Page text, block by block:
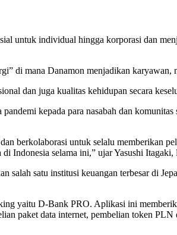
untuk individual hingga korporasi dan
di mana Danamon menjadikan karyawan,
dan juga kualitas kehidupan secara
kepada para nasabah dan
berkolaborasi untuk selalu memberikan
Indonesia selama ini,” ujar Yasushi
satu institusi keuangan terbesar di
yaitu D-Bank PRO. Aplikasi ini
paket data internet, pembelian token